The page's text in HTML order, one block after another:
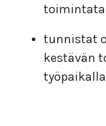
tunnistat
kestävän